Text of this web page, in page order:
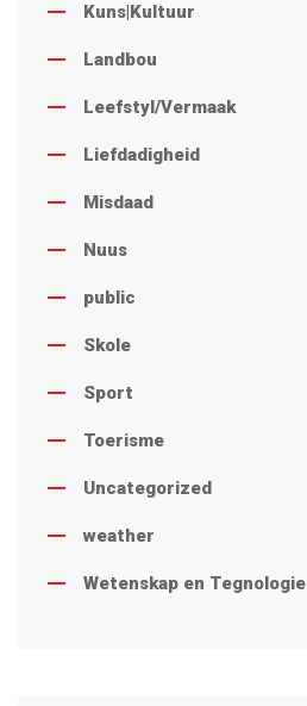
Kuns|Kultuur
Landbou
Leefstyl/Vermaak
Liefdadigheid
Misdaad
Nuus
public
Skole
Sport
Toerisme
Uncategorized
weather
Wetenskap en Tegnologie